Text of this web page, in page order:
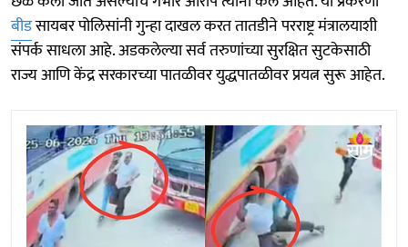
बीडसायबर पोलिसांनी गुन्हा दाखल करत तातडीने परराष्ट्र मंत्रालयाशी
संपर्क साधला आहे. अडकलेल्या सर्व तरुणांच्या सुरक्षित सुटकेसाठी
राज्य आणि केंद्र सरकारच्या पातळीवर युद्धपातळीवर प्रयत्न सुरू आहेत.